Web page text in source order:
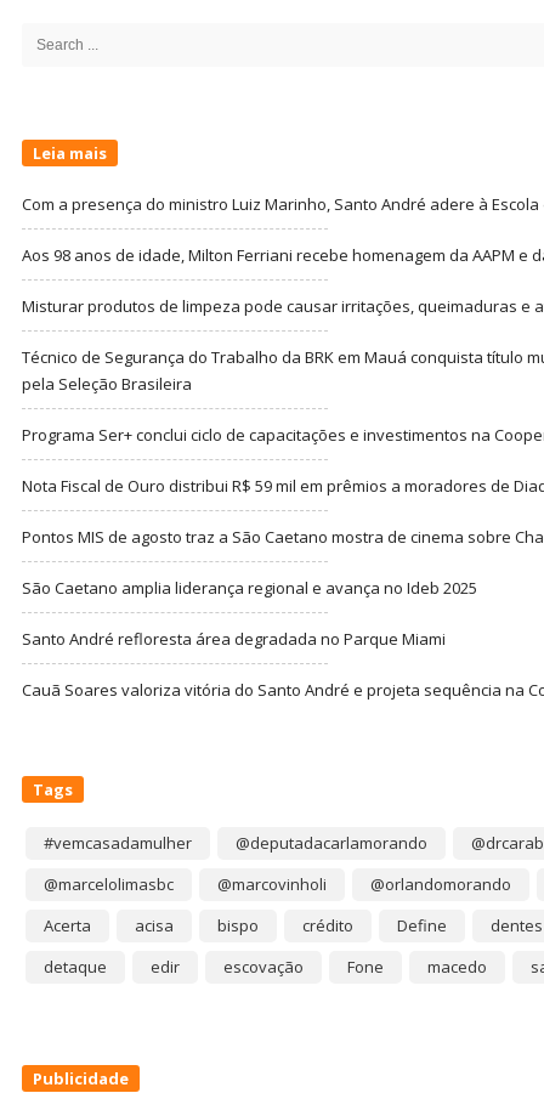
Leia mais
Com a presença do ministro Luiz Marinho, Santo André adere à
Aos 98 anos de idade, Milton Ferriani recebe homenagem da AAPM e
Misturar produtos de limpeza pode causar irritações, queimaduras e
Técnico de Segurança do Trabalho da BRK em Mauá conquista título
pela Seleção Brasileira
Programa Ser+ conclui ciclo de capacitações e investimentos na
Nota Fiscal de Ouro distribui R$ 59 mil em prêmios a moradores de
Pontos MIS de agosto traz a São Caetano mostra de cinema sobre
São Caetano amplia liderança regional e avança no Ideb 2025
Santo André refloresta área degradada no Parque Miami
Cauã Soares valoriza vitória do Santo André e projeta sequência na
Tags
#vemcasadamulher @deputadacarlamorando
@marcelolimasbc
@marcovinholi
@orlandomorando
Acerta
acisa bispo crédito Define
dentes
detaque
edir escovação Fone macedo
Publicidade